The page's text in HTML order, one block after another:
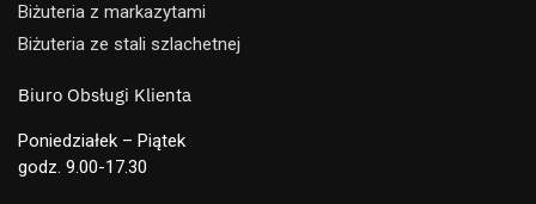
Biżuteria z markazytami
Biżuteria ze stali szlachetnej
Biuro Obsługi Klienta
Poniedziałek – Piątek
godz. 9.00-17.30